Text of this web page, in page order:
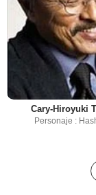
Cary-Hiroyuki
Personaje :